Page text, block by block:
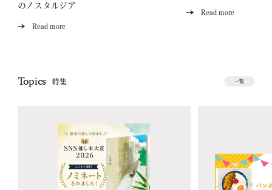
のノスタルジア
Read more
Read more
Topics 特集 一覧